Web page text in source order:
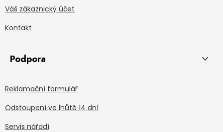
Váš zákaznický účet
Kontakt
Podpora
Reklamační formulář
Odstoupení ve lhůtě 14 dní
Servis nářadí